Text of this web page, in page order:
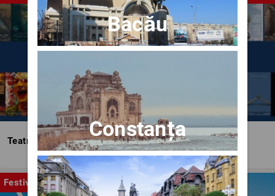
Teatrul Bulandra
Festival
Bacău
Constanța